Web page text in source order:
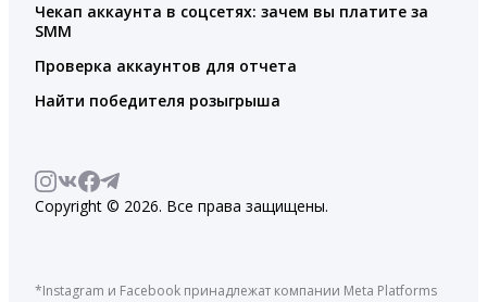
Чекап аккаунта в соцсетях: зачем вы платите за
SMM
Проверка аккаунтов для отчета
Найти победителя розыгрыша
Copyright © 2026. Все права защищены.
*Instagram и Facebook принадлежат компании Meta Platforms